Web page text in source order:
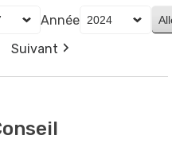
Année
Suivant